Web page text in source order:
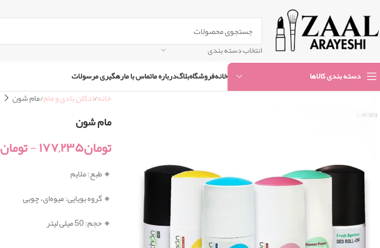
انتخاب دسته بندی
دسته بندی کالاها خانهفروشگاهبلاگدرباره ماتماس با مارهگیری مرسولات
خانه ادکلن بادی و مام مام شون
مام شون
تومان۱۷۷,۲۳۵-تومان
🔸 طبع: ملایم
🔸 گروه بویایی: میوه‌ای، چوبی
🔸 حجم: 50 میلی لیتر